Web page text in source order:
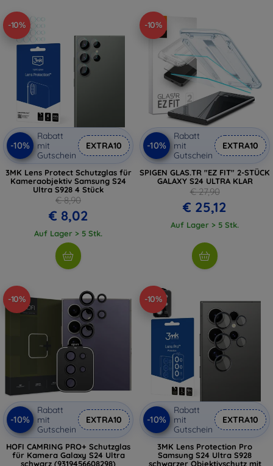
-10%
-10%
Rabatt
mit
Gutschein
EXTRA10
3MK Lens Protect Schutzglas für
Kameraobjektiv Samsung S24
Ultra S928 4 Stück
€ 8,90
€ 8,02
Auf Lager > 5 Stk.
-10%
-10%
Rabatt
mit
Gutschein
EXTRA10
SPIGEN GLAS.TR "EZ FIT" 2-STÜCK
GALAXY S24 ULTRA KLAR
€ 27,90
€ 25,12
Auf Lager > 5 Stk.
-10%
-10%
Rabatt
mit
Gutschein
EXTRA10
HOFI CAMRING PRO+ Schutzglas
für Kamera Galaxy S24 Ultra
schwarz (9319456608298)
-10%
-10%
Rabatt
mit
Gutschein
EXTRA10
3MK Lens Protection Pro
Samsung S24 Ultra S928
schwarzer Objektivschutz mit